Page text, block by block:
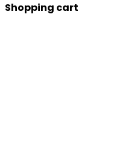
Shopping cart